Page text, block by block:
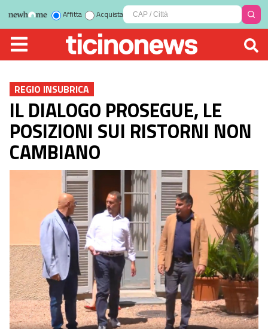
Affitta Acquista
REGIO INSUBRICA
IL DIALOGO PROSEGUE, LE
POSIZIONI SUI RISTORNI NON
CAMBIANO